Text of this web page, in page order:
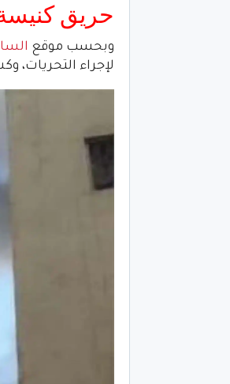
حريق كنيسة
وبحسب موقع
لإجراء التحريات،